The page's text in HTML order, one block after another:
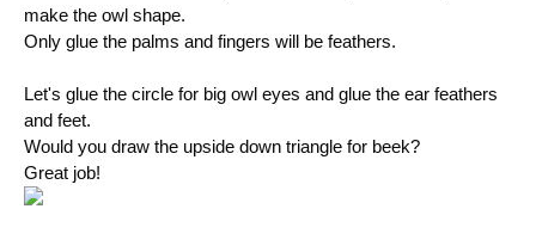
make the owl shape.
Only glue the palms and fingers will be feathers.
Let's glue the circle for big owl eyes and glue the ear feathers
and feet.
Would you draw the upside down triangle for beek?
Great job!